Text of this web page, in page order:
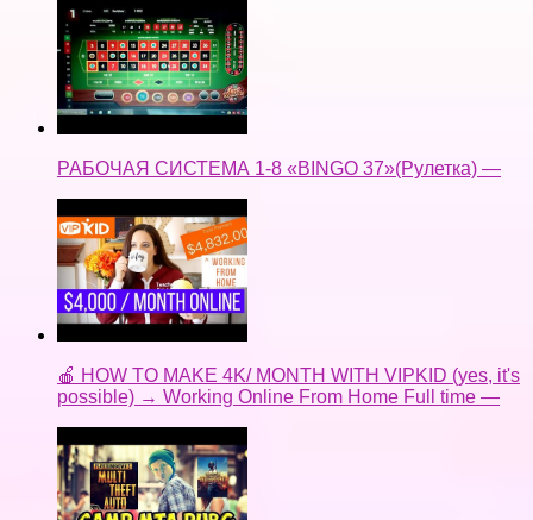
РАБОЧАЯ СИСТЕМА 1-8 «BINGO 37»(Рулетка) —
🍎 HOW TO MAKE 4K/ MONTH WITH VIPKID (yes, it's
possible) → Working Online From Home Full time —